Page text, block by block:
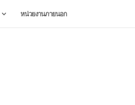
หน่วยงานภายนอก